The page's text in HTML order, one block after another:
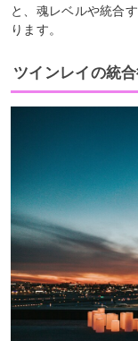
と、魂レベルや統合
ります。
ツインレイの統